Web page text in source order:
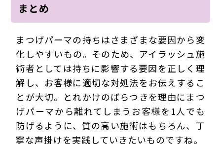
まとめ
まつげパーマの持ちはさまざまな要因から変
化しやすいもの。そのため、アイラッシュ施
術者としては持ちに影響する要因を正しく理
解し、お客様に適切な対処法をお伝えするこ
とが大切。とれかけのばらつきを理由にまつ
げパーマから離れてしまうお客様を1人でも
防げるように、質の高い施術はもちろん、丁
寧な声掛けを実践していきたいものですね。